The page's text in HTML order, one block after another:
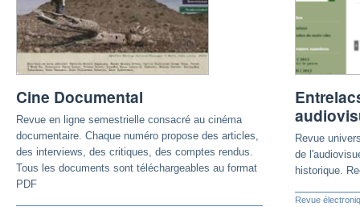
Cine Documental
Revue en ligne semestrielle consacré au cinéma
documentaire. Chaque numéro propose des articles,
des interviews, des critiques, des comptes rendus.
Tous les documents sont téléchargeables au format
PDF
Revue
de
historique.
Revue